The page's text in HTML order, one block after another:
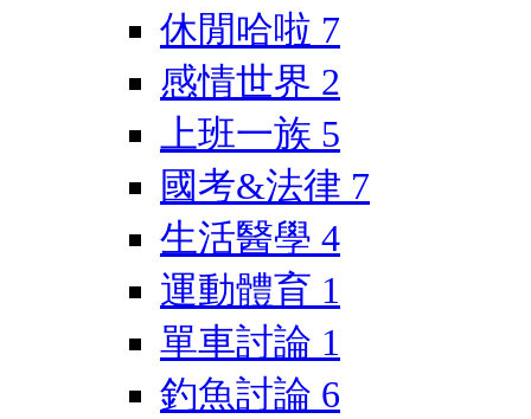
休閒哈啦 7
感情世界 2
上班一族 5
國考&法律 7
生活醫學 4
運動體育 1
單車討論 1
釣魚討論 6